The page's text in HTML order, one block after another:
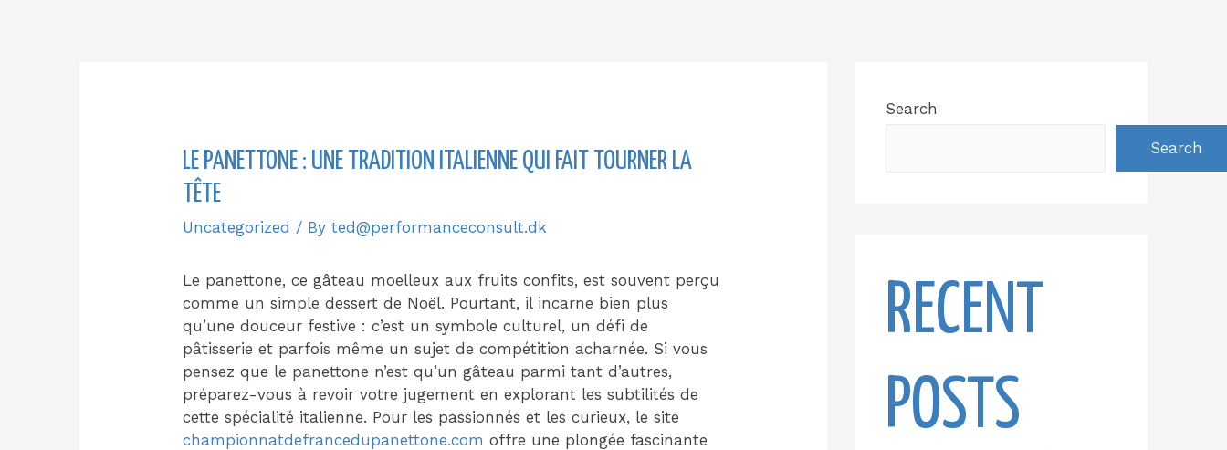
LE PANETTONE : UNE TRADITION ITALIENNE QUI FAIT TOURNER LA
TÊTE
Uncategorized / Byted@performanceconsult.dk
Le panettone, ce gâteau moelleux aux fruits confits, est souvent perçu
comme un simple dessert de Noël. Pourtant, il incarne bien plus
qu’une douceur festive : c’est un symbole culturel, un défi de
pâtisserie et parfois même un sujet de compétition acharnée. Si vous
pensez que le panettone n’est qu’un gâteau parmi tant d’autres,
préparez-vous à revoir votre jugement en explorant les subtilités de
cette spécialité italienne. Pour les passionnés et les curieux, le site
championnatdefrancedupanettone.com offre une plongée fascinante
Search
Search
RECENT
POSTS